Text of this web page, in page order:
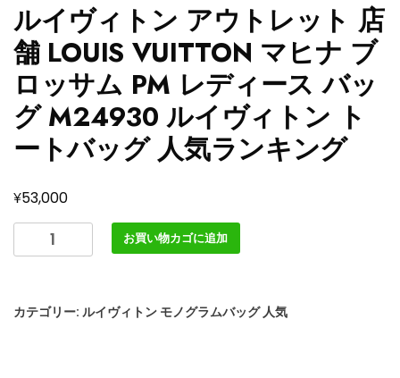
ルイヴィトン アウトレット 店
舗 LOUIS VUITTON マヒナ ブ
ロッサム PM レディース バッ
グ M24930 ルイヴィトン ト
ートバッグ 人気ランキング
¥53,000
イ
ト
お買い物カゴに追加
カテゴリー: ルイヴィトン モノグラムバッグ 人気